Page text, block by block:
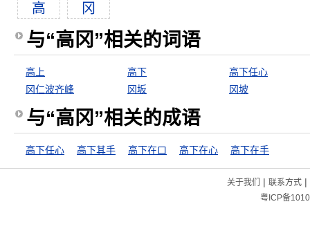
高 冈
与“高冈”相关的词语
高上 高下
高下任心
冈仁波齐峰
冈坂 冈坡
与“高冈”相关的成语
高下任心 高下其手 高下在口 高下在心 高下在手
关于我们 | 联系方式|
粤ICP备